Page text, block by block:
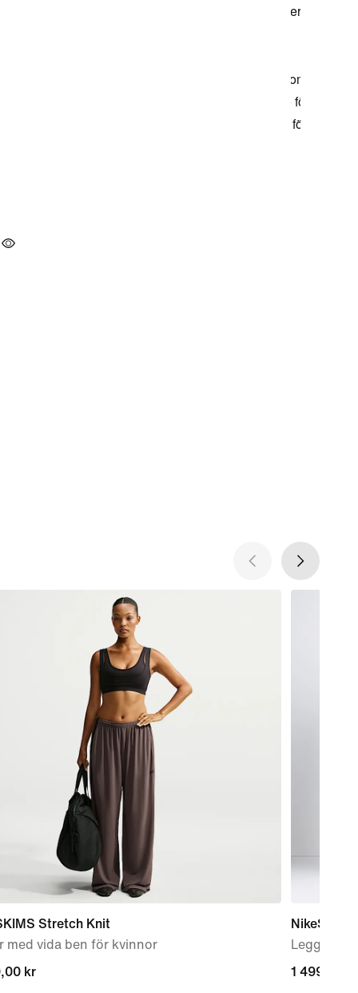
Stretch Knit
med vida ben för kvinnor
kr
kr
Leggings
1 499,00 kr
1 499,00 kr